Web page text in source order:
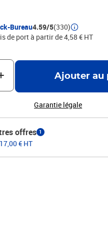
Bureau4.59/5(330)
de port à partir de 4,58 € HT
Ajouter au
Garantie légale
offres 1
€ HT